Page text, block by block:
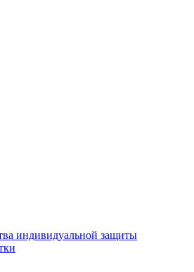
индивидуальной защиты